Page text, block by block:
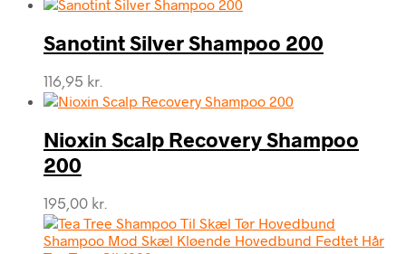
Sanotint Silver Shampoo 200
116,95 kr.
Nioxin Scalp Recovery Shampoo
200
195,00 kr.